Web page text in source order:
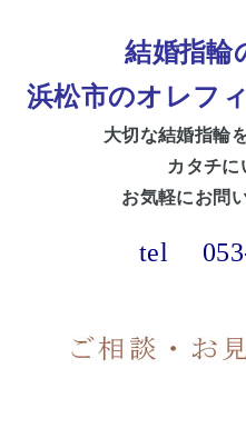
結婚指輪
浜松市のオレフ
大切な結婚指輪
カタチに
お気軽にお問
tel